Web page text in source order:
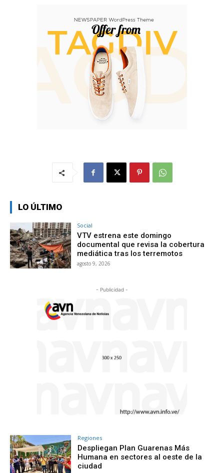
LO ÚLTIMO
Social
VTV estrena este domingo
documental que revisa la cobertura
mediática tras los terremotos
agosto 9, 2026
- Publicidad -
Regiones
Despliegan Plan Guarenas Más
Humana en sectores al oeste de la
ciudad